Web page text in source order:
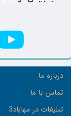
درباره ما
تماس با ما
تبلیغات در مهاباد3